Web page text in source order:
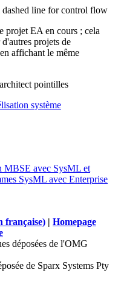
projet EA en cours ; cela
projets de
affichant le même
système
MBSE avec SysML et
SysML avec Enterprise
française) | Homepage
déposées de l'OMG
de Sparx Systems Pty